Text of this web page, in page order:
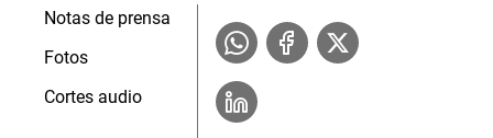
Notas de prensa
Fotos
Cortes audio